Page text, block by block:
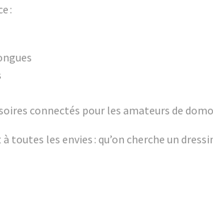
:
connectés pour les amateurs de
les envies : qu’on cherche un